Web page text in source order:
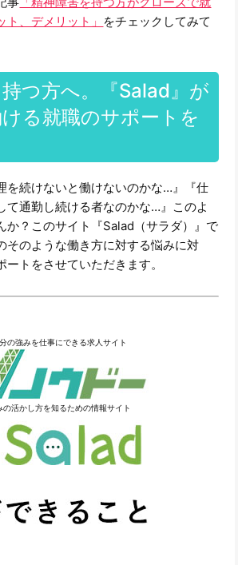
、デメリット」 をチェックしてみて
つ方へ。『Salad』が
る就職のサポートを
を続けないと働けないのかな…』『仕
て通勤し続ける者なのかな…』このよ
か？このサイト『Salad（サラダ）』で
そのような働き方に対する悩みに対
ートをさせていただきます。
の強みを仕事にできる求人サイト
の活かし方を知るための情報サイト